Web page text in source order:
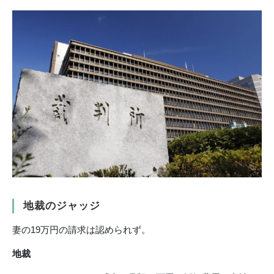
地裁のジャッジ
妻の19万円の請求は認められず。
地裁